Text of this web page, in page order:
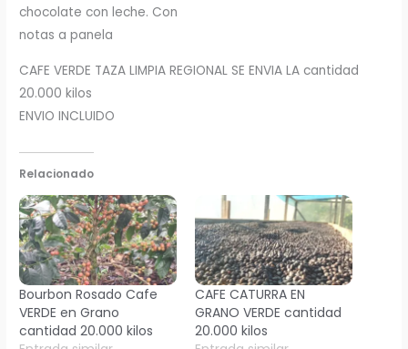
chocolate con leche. Con
notas a panela
CAFE VERDE TAZA LIMPIA REGIONAL SE ENVIA LA cantidad
20.000 kilos
ENVIO INCLUIDO
Relacionado
Bourbon Rosado Cafe
VERDE en Grano
cantidad 20.000 kilos
CAFE CATURRA EN
GRANO VERDE cantidad
20.000 kilos